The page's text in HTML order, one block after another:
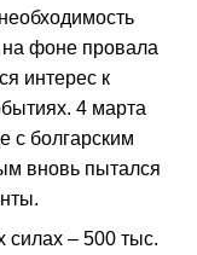
на фоне провала
интерес к
4 марта
с болгарским
вновь пытался
силах – 500 тыс.